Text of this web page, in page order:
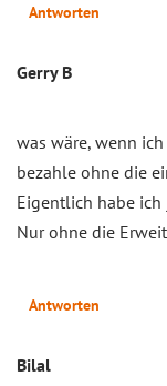
Antworten
Gerry B
was wäre, wenn
bezahle ohne die
Eigentlich habe ich
Nur ohne die
Antworten
Bilal